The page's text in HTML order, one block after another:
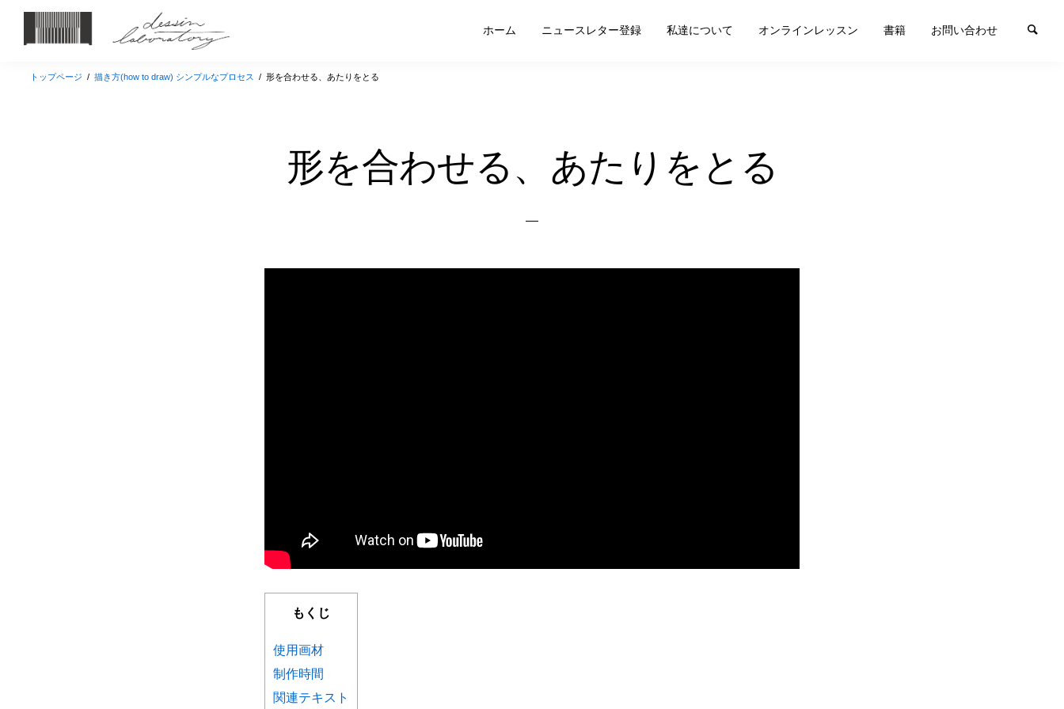
ホーム ニュースレター登録 私達について オンラインレッスン 書籍 お問い合わせ
トップページ / 描き方(how to draw) シンプルなプロセス / 形を合わせる、あたりをとる
形を合わせる、あたりをとる
on
もくじ
使用画材
制作時間
関連テキスト